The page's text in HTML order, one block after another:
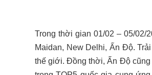
Trong thời gian 01/02 – 05/02/
Maidan, New Delhi, Ấn Độ.
thế giới. Đồng thời, Ấn Độ cũng